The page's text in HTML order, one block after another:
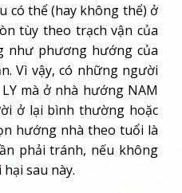
có thể (hay không thể) ở
tùy theo trạch vận của
như phương hướng của
Vì vậy, có những người
mà ở nhà hướng NAM
ở lại bình thường hoặc
hướng nhà theo tuổi là
phải tránh, nếu không
sau này.